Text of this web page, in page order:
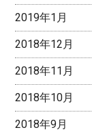
2019年1月
2018年12月
2018年11月
2018年10月
2018年9月